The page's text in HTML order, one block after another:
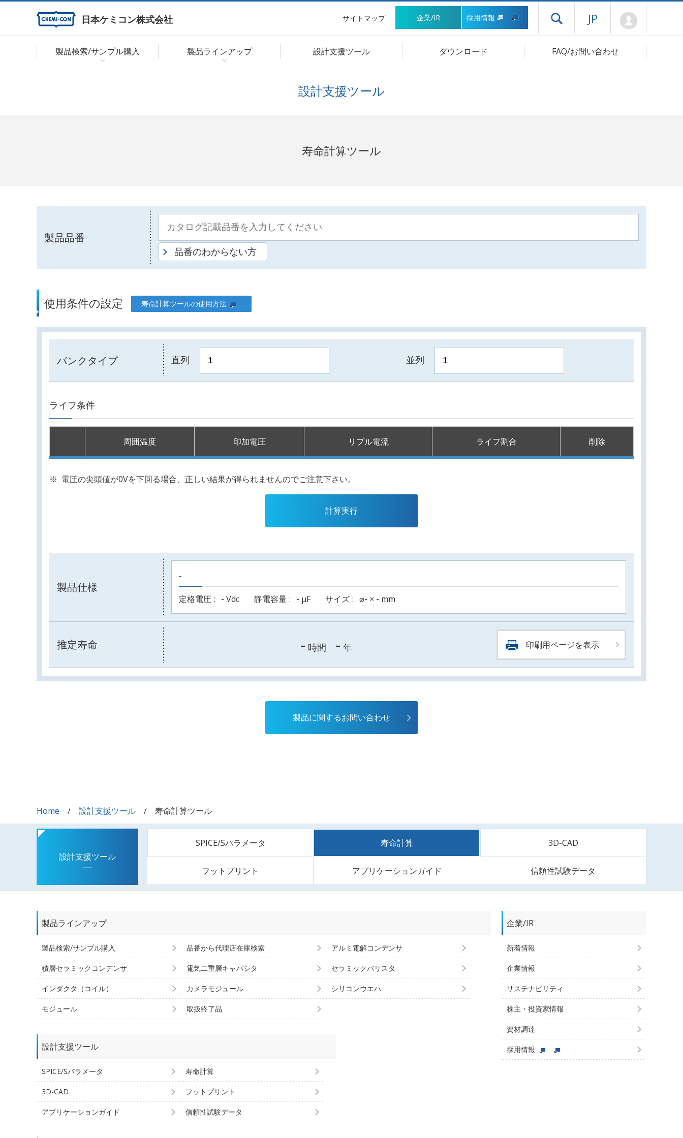
日本ケミコン株式会社 サイトマップ 企業/IR 採用情報 ドロワーメニューを開く
JP
製品検索/サンプル購入 製品ラインアップ 設計支援ツール ダウンロード FAQ/お問い合わせ
設計支援ツール
寿命計算ツール
製品品番
品番のわからない方
使用条件の設定 寿命計算ツールの使用方法
バンクタイプ 直列 並列
ライフ条件
周囲温度 印加電圧 リプル電流 ライフ割合 削除
電圧の尖頭値が0Vを下回る場合、正しい結果が得られませんのでご注意下さい。
計算実行
製品仕様
-
定格電圧 - Vdc 静電容量 - µF サイズ ⌀- × - mm
推定寿命 - 時間 - 年 印刷用ページを表示
製品に関するお問い合わせ
Home 設計支援ツール 寿命計算ツール
設計支援ツール
SPICE/Sパラメータ 寿命計算 3D-CAD
フットプリント アプリケーションガイド 信頼性試験データ
製品ラインアップ
製品検索/サンプル購入 品番から代理店在庫検索 アルミ電解コンデンサ
積層セラミックコンデンサ 電気二重層キャパシタ セラミックバリスタ
インダクタ（コイル） カメラモジュール シリコンウエハ
モジュール 取扱終了品
設計支援ツール
SPICE/Sパラメータ 寿命計算
3D-CAD フットプリント
アプリケーションガイド 信頼性試験データ
企業/IR
新着情報
企業情報
サステナビリティ
株主・投資家情報
資材調達
採用情報